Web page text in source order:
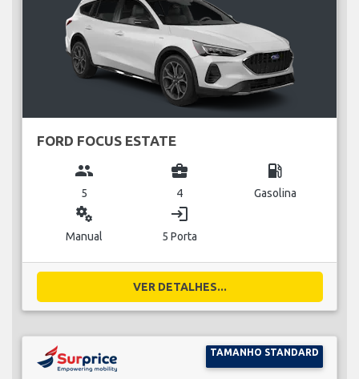
FORD FOCUS ESTATE
group
5
business_center
4
local_gas_station
Gasolina
miscellaneous_services
Manual
login
5 Porta
VER DETALHES...
TAMANHO STANDARD